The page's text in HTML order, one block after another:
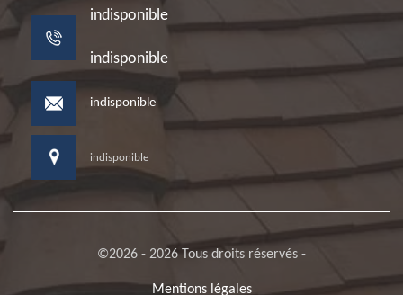
indisponible
indisponible
indisponible
indisponible
©2026 - 2026 Tous droits réservés -
Mentions légales